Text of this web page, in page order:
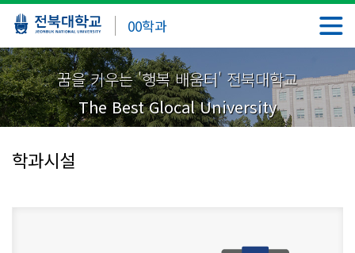
00학과
꿈을 키우는 '행복 배움터' 전북대학교
The Best Glocal University
학과시설